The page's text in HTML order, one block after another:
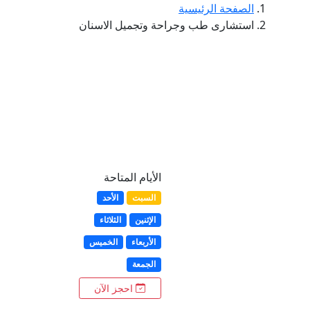
الصفحة الرئيسية
استشارى طب وجراحة وتجميل الاسنان
الأيام المتاحة
السبت
الأحد
الإثنين
الثلاثاء
الأربعاء
الخميس
الجمعة
احجز الآن